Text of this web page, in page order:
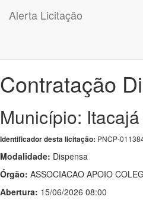
Alerta Licitação
Contratação
Município: Itacajá
Identificador desta licitação: PNCP-
Modalidade: Dispensa
Órgão: ASSOCIACAO APOIO
Abertura: 15/06/2026 08:00